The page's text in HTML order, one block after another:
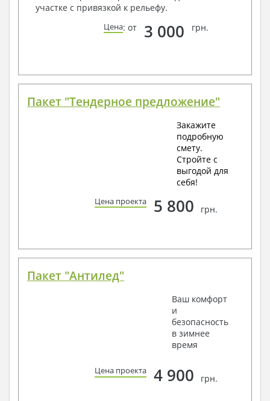
участке с привязкой к рельефу.
Цена: от 3 000 грн.
Пакет "Тендерное предложение"
Закажите
подробную
смету.
Стройте с
выгодой для
себя!
Цена проекта 5 800 грн.
Пакет "Антилед"
Ваш комфорт
и
безопасность
в зимнее
время
Цена проекта 4 900 грн.